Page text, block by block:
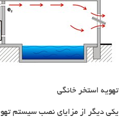
تهویه استخر خانگی
یکی دیگر از مزایای نصب سیستم